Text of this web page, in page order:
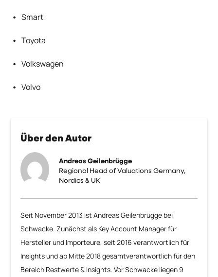
Über den Autor
Andreas Geilenbrügge
Regional Head of Valuations Germany,
Nordics & UK
Seit November 2013 ist Andreas Geilenbrügge bei
Schwacke. Zunächst als Key Account Manager für
Hersteller und Importeure, seit 2016 verantwortlich für
Insights und ab Mitte 2018 gesamtverantwortlich für den
Bereich Restwerte & Insights. Vor Schwacke liegen 9
Smart
Toyota
Volkswagen
Volvo